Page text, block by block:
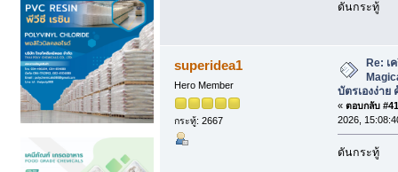
ดันกระทู้
superidea1
Hero Member
กระทู้: 2667
Re: เ
บัตรเองง่าย
« ตอบกลับ
2026,
ดันกระทู้